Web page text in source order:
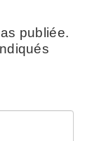
publiée.